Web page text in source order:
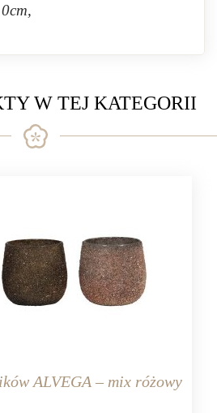
W TEJ KATEGORII
ALVEGA – mix różowy